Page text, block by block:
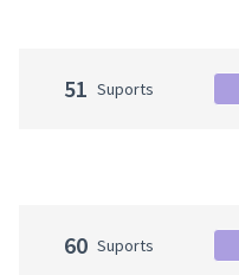
51 Suports
60 Suports